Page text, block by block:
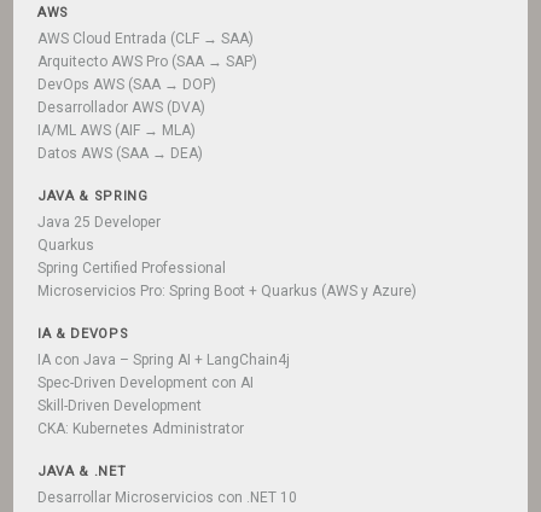
AWS
AWS Cloud Entrada (CLF → SAA)
Arquitecto AWS Pro (SAA → SAP)
DevOps AWS (SAA → DOP)
Desarrollador AWS (DVA)
IA/ML AWS (AIF → MLA)
Datos AWS (SAA → DEA)
JAVA & SPRING
Java 25 Developer
Quarkus
Spring Certified Professional
Microservicios Pro: Spring Boot + Quarkus (AWS y Azure)
IA & DEVOPS
IA con Java – Spring AI + LangChain4j
Spec-Driven Development con AI
Skill-Driven Development
CKA: Kubernetes Administrator
JAVA & .NET
Desarrollar Microservicios con .NET 10